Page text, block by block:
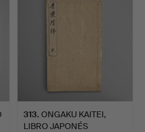
313. ONGAKU KAITEI,
LIBRO JAPONÉS